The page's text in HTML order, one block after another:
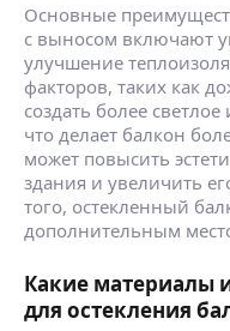
Основные
с выносом включают
улучшение
факторов, таких как
создать более
что делает балкон
может повысить
здания и увеличить
того, остекленный
дополнительным
Какие материалы
для остекления